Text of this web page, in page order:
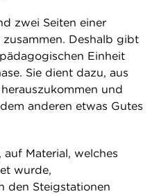
zwei Seiten einer
Deshalb gibt
Einheit
Sie dient dazu, aus
und
anderen etwas Gutes
Material, welches
wurde,
den Steigstationen